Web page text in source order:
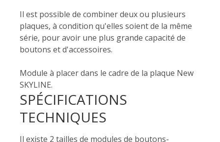
Il est possible de combiner deux ou plusieurs
plaques, à condition qu'elles soient de la même
série, pour avoir une plus grande capacité de
boutons et d'accessoires.
Module à placer dans le cadre de la plaque New
SKYLINE.
SPÉCIFICATIONS
TECHNIQUES
Il existe 2 tailles de modules de boutons-